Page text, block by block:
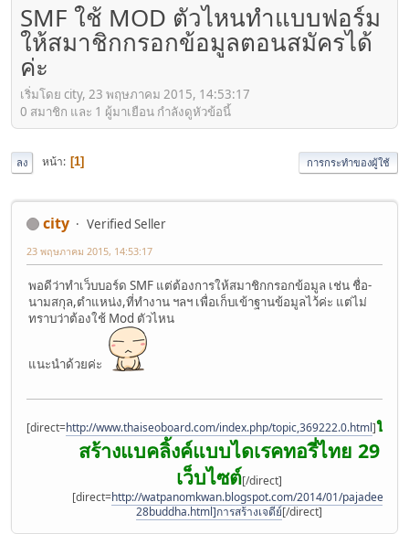
SMF ใช้ MOD ตัวไหนทำแบบฟอร์ม
ให้สมาชิกกรอกข้อมูลตอนสมัครได้
ค่ะ
เริ่มโดย city, 23 พฤษภาคม 2015, 14:53:17
0 สมาชิก และ 1 ผู้มาเยือน กำลังดูหัวข้อนี้
ลง หน้า 1 การกระทำของผู้ใช้
city Verified Seller
23 พฤษภาคม 2015, 14:53:17
พอดีว่าทำเว็บบอร์ด SMF แต่ต้องการให้สมาชิกกรอกข้อมูล เช่น ชื่อ-
นามสกุล,ตำแหน่ง,ที่ทำงาน ฯลฯ เพื่อเก็บเข้าฐานข้อมูลไว้ค่ะ แต่ไม่
ทราบว่าต้องใช้ Mod ตัวไหน
แนะนำด้วยค่ะ
[direct=http://www.thaiseoboard.com/index.php/topic,369222.0.html]บริ
สร้างแบคลิ้งค์แบบไดเรคทอรี่ไทย 29
เว็บไซต์[/direct]
[direct=http://watpanomkwan.blogspot.com/2014/01/pajadee-
28buddha.html]การสร้างเจดีย์[/direct]